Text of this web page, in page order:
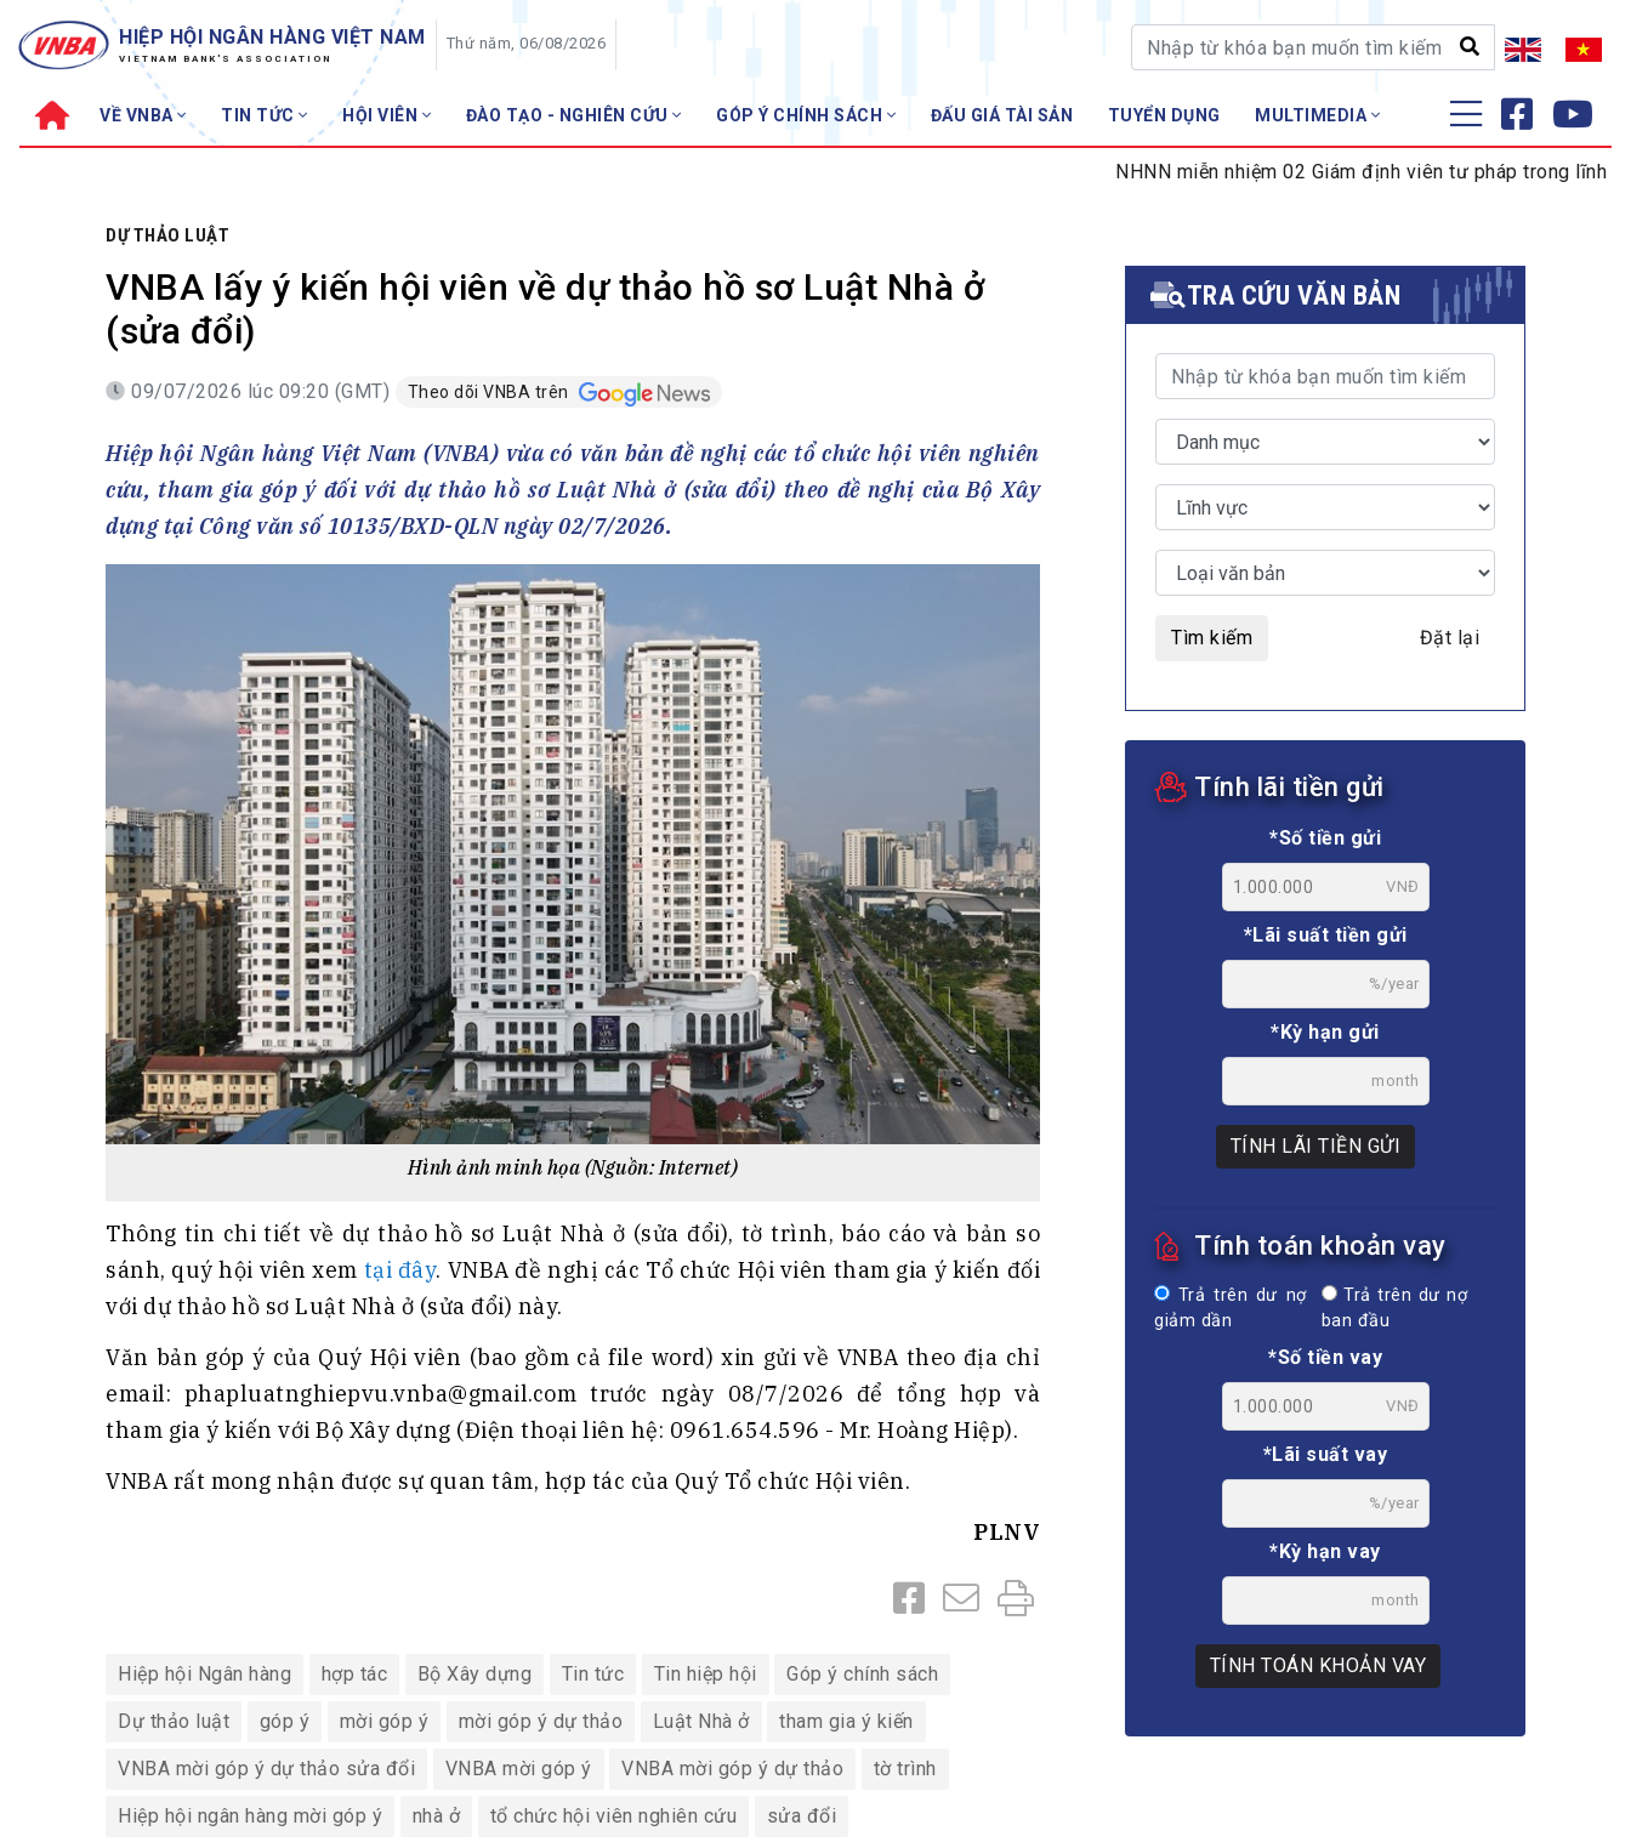
HIỆP HỘI NGÂN HÀNG VIỆT NAM
VIETNAM BANK'S ASSOCIATION
Thứ năm, 06/08/2026
VỀ VNBA TIN TỨC HỘI VIÊN ĐÀO TẠO - NGHIÊN CỨU GÓP Ý CHÍNH SÁCH ĐẤU GIÁ TÀI SẢN TUYỂN DỤNG MULTIMEDIA
Sơ đồ tổ chức
Hội đồng Hiệp hội
Thường trực Hiệp hội
Cơ quan Thường trực
VNBA các thời kỳ
Thành tích – Giải thưởng
30 năm VNBA
Bản tin Tuần VNBA
Tin ngành ngân hàng
Đào tạo
Fintech
Tài chính Tiêu dùng
Đấu giá tài sản
Thanh toán –Thẻ
Nhà quản trị
Cơ hội việc làm
Tư vấn – Hỏi đáp
Tra cứu văn bản
ĐẤU GIÁ TÀI SẢN
Video
E-magazines
Photos
NHNN miễn nhiệm 02 Giám định viên tư pháp trong lĩnh vực tiền tệ
DỰ THẢO LUẬT
VNBA lấy ý kiến hội viên về dự thảo hồ sơ Luật Nhà ở
(sửa đổi)
09/07/2026 lúc 09:20 (GMT) Theo dõi VNBA trên
Hiệp hội Ngân hàng Việt Nam (VNBA) vừa có văn bản đề nghị các tổ chức hội viên nghiên
cứu, tham gia góp ý đối với dự thảo hồ sơ Luật Nhà ở (sửa đổi) theo đề nghị của Bộ Xây
dựng tại Công văn số 10135/BXD-QLN ngày 02/7/2026.
Hình ảnh minh họa (Nguồn: Internet)
Thông tin chi tiết về dự thảo hồ sơ Luật Nhà ở (sửa đổi), tờ trình, báo cáo và bản so
sánh, quý hội viên xem tại đây. VNBA đề nghị các Tổ chức Hội viên tham gia ý kiến đối
với dự thảo hồ sơ Luật Nhà ở (sửa đổi) này.
Văn bản góp ý của Quý Hội viên (bao gồm cả file word) xin gửi về VNBA theo địa chỉ
email: phapluatnghiepvu.vnba@gmail.com trước ngày 08/7/2026 để tổng hợp và
tham gia ý kiến với Bộ Xây dựng (Điện thoại liên hệ: 0961.654.596 - Mr. Hoàng Hiệp).
VNBA rất mong nhận được sự quan tâm, hợp tác của Quý Tổ chức Hội viên.
PLNV
Hiệp hội Ngân hàng hợp tác Bộ Xây dựng Tin tức Tin hiệp hội Góp ý chính sách
Dự thảo luật góp ý mời góp ý mời góp ý dự thảo Luật Nhà ở tham gia ý kiến
VNBA mời góp ý dự thảo sửa đổi VNBA mời góp ý VNBA mời góp ý dự thảo tờ trình
Hiệp hội ngân hàng mời góp ý nhà ở tổ chức hội viên nghiên cứu sửa đổi
TRA CỨU VĂN BẢN
Tìm kiếm Đặt lại
Tính lãi tiền gửi
*Số tiền gửi
VNĐ
*Lãi suất tiền gửi
%/year
*Kỳ hạn gửi
month
TÍNH LÃI TIỀN GỬI
Tính toán khoản vay
Trả trên dư nợ
giảm dần
Trả trên dư nợ
ban đầu
*Số tiền vay
VNĐ
*Lãi suất vay
%/year
*Kỳ hạn vay
month
TÍNH TOÁN KHOẢN VAY